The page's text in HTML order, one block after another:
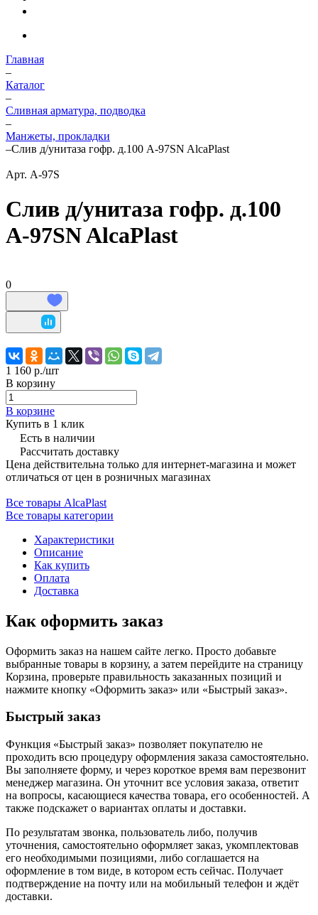
Главная
–
Каталог
–
Сливная арматура, подводка
–
Манжеты, прокладки
–Слив д/унитаза гофр. д.100 А-97SN AlcaPlast
Арт. A-97S
Слив д/унитаза гофр. д.100
А-97SN AlcaPlast
0
1 160 р./шт
В корзину
В корзине
Купить в 1 клик
Есть в наличии
Рассчитать доставку
Цена действительна только для интернет-магазина и может
отличаться от цен в розничных магазинах
Все товары AlcaPlast
Все товары категории
Характеристики
Описание
Как купить
Оплата
Доставка
Как оформить заказ
Оформить заказ на нашем сайте легко. Просто добавьте
выбранные товары в корзину, а затем перейдите на страницу
Корзина, проверьте правильность заказанных позиций и
нажмите кнопку «Оформить заказ» или «Быстрый заказ».
Быстрый заказ
Функция «Быстрый заказ» позволяет покупателю не
проходить всю процедуру оформления заказа самостоятельно.
Вы заполняете форму, и через короткое время вам перезвонит
менеджер магазина. Он уточнит все условия заказа, ответит
на вопросы, касающиеся качества товара, его особенностей. А
также подскажет о вариантах оплаты и доставки.
По результатам звонка, пользователь либо, получив
уточнения, самостоятельно оформляет заказ, укомплектовав
его необходимыми позициями, либо соглашается на
оформление в том виде, в котором есть сейчас. Получает
подтверждение на почту или на мобильный телефон и ждёт
доставки.